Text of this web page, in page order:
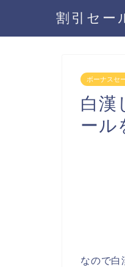
割引セー
ボーナスセ
白漢
ール
なので白